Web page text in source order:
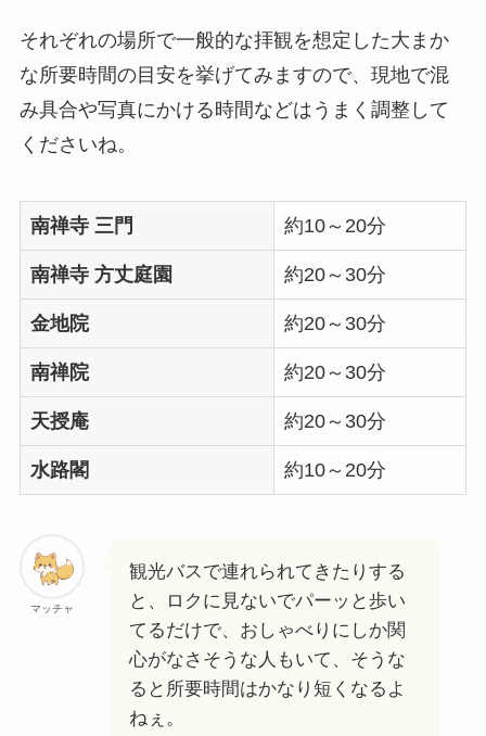
それぞれの場所で一般的な拝観を想定した大まか
な所要時間の目安を挙げてみますので、現地で混
み具合や写真にかける時間などはうまく調整して
くださいね。
南禅寺 三門 約10～20分
南禅寺 方丈庭園 約20～30分
金地院 約20～30分
南禅院 約20～30分
天授庵 約20～30分
水路閣 約10～20分
マッチャ
観光バスで連れられてきたりする
と、ロクに見ないでパーッと歩い
てるだけで、おしゃべりにしか関
心がなさそうな人もいて、そうな
ると所要時間はかなり短くなるよ
ねぇ。